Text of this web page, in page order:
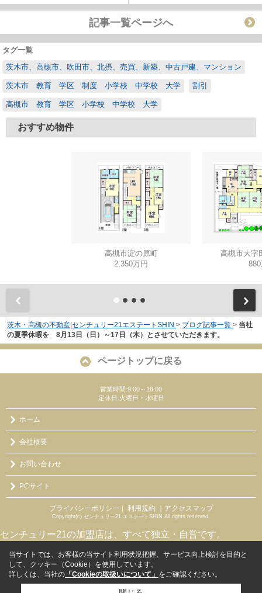
記事一覧ページへ
タグ一覧
茨木市、高槻市、吹田市、北摂、売買、新築、中古戸建、マンション
茨木市 教育 学区 制度 小学校 中学校 大学 割引
高槻市 教育 学区 小学校 中学校 大学
おすすめ物件
高槻市淀の原町
2,350万円
高槻市大字
茨木・高槻の不動産|センチュリー21エステートSHIN > ブログ記事一覧 > 当社
の夏季休暇を 8月13日（日）～17日（木）とさせていただきます。
ページトップに戻る
営業時間:9:00～18:00
定休日:火曜日・水曜日
ホーム
会社概要
お問い合わせ
PCサイト
プライバシーポリシー ｜ 利用規約 ｜アクセスマップ
Copyright(c) センチュリー21 エステートSHIN All rights reserved.
センチュリー21の加盟店は、すべて独立・自営です。
当サイトでは、お客様の当サイト利用状況把握、サービス向上検討を目的と
して、クッキー（Cookie）を使用しています。
詳しくは、当社の 「Cookieの取扱いについて」 をご確認ください。